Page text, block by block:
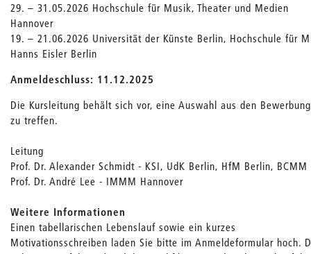
29. – 31.05.2026 Hochschule für Musik, Theater und Medien
Hannover
19. – 21.06.2026 Universität der Künste Berlin, Hochschule für
Hanns Eisler Berlin
Anmeldeschluss: 11.12.2025
Die Kursleitung behält sich vor, eine Auswahl aus den
zu treffen.
Leitung
Prof. Dr. Alexander Schmidt - KSI, UdK Berlin, HfM Berlin, BCMM
Prof. Dr. André Lee - IMMM Hannover
Weitere Informationen
Einen tabellarischen Lebenslauf sowie ein kurzes
Motivationsschreiben laden Sie bitte im Anmeldeformular hoch.